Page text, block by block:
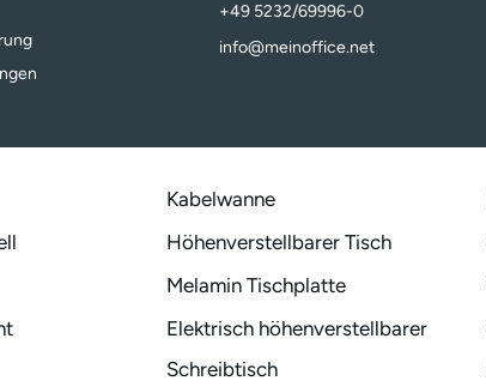
+49 5232/69996-0
info@meinoffice.net
Kabelwanne
Höhenverstellbarer Tisch
Melamin Tischplatte
Elektrisch höhenverstellbarer
Schreibtisch